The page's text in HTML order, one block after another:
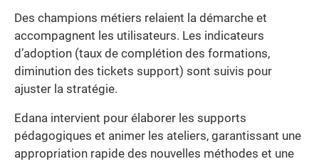
Des champions métiers relaient la démarche et
accompagnent les utilisateurs. Les indicateurs
d’adoption (taux de complétion des formations,
diminution des tickets support) sont suivis pour
ajuster la stratégie.
Edana intervient pour élaborer les supports
pédagogiques et animer les ateliers, garantissant une
appropriation rapide des nouvelles méthodes et une